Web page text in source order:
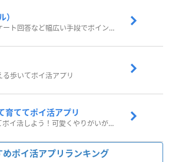
歩いたりアンケート回答など幅広い手段でポイントをゲット
歩いてポイ活アプリ
育ててポイ活アプリ
ペットを育ってポイ活しよう！可愛くやりがいがある新感覚アプリ
めポイ活アプリランキング